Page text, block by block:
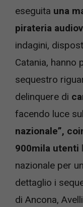
eseguita una
pirateria
indagini,
Catania, hanno
sequestro
delinquere di
facendo luce sul
nazionale”,
900mila utenti
nazionale per
dettaglio i
di Ancona,